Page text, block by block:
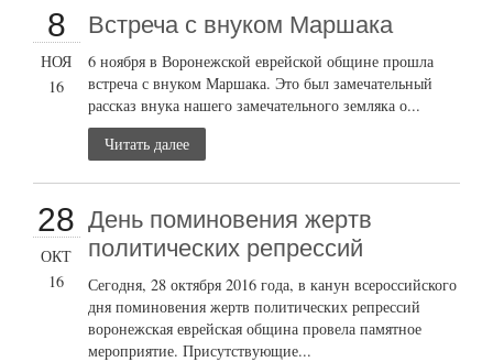
8
НОЯ
16
Встреча с внуком Маршака
6 ноября в Воронежской еврейской общине прошла
встреча с внуком Маршака. Это был замечательный
рассказ внука нашего замечательного земляка о...
Читать далее
28
ОКТ
16
День поминовения жертв
политических репрессий
Сегодня, 28 октября 2016 года, в канун всероссийского
дня поминовения жертв политических репрессий
воронежская еврейская община провела памятное
мероприятие. Присутствующие...